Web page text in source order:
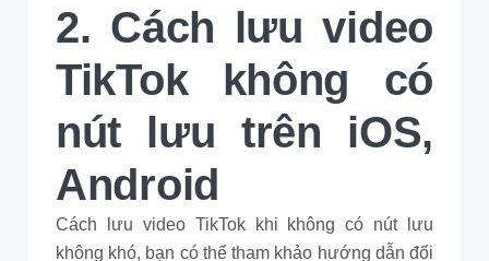
2. Cách lưu video
TikTok không có
nút lưu trên iOS,
Android
Cách lưu video TikTok khi không có nút lưu
không khó, bạn có thể tham khảo hướng dẫn đối